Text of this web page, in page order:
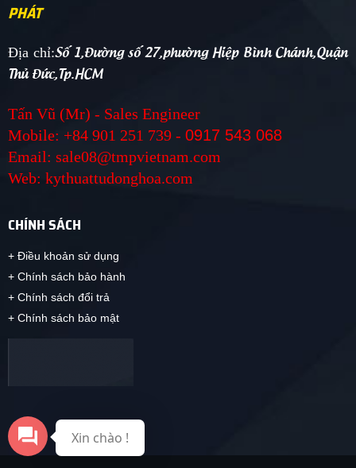
PHÁT
Địa chỉ:Số 1,Đường số 27,phường Hiệp Bình Chánh,Quận
Thủ Đức,Tp.HCM
Tấn Vũ (Mr) - Sales Engineer
Mobile: +84 901 251 739 - 0917 543 068
Email: sale08@tmpvietnam.com
Web: kythuattudonghoa.com
CHÍNH SÁCH
+ Điều khoản sử dụng
+ Chính sách bảo hành
+ Chính sách đổi trả
+ Chính sách bảo mật
Xin chào !